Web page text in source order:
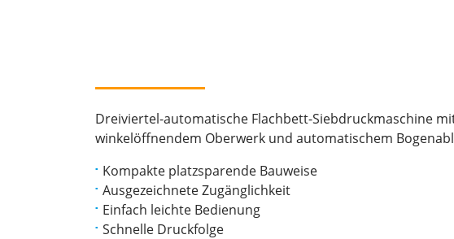
Dreiviertel-automatische Flachbett-Siebdruckmaschine
winkelöffnendem Oberwerk und automatischem
Kompakte platzsparende Bauweise
Ausgezeichnete Zugänglichkeit
Einfach leichte Bedienung
Schnelle Druckfolge